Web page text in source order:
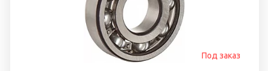
Под заказ